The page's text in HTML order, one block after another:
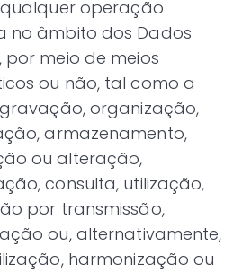
operação
no âmbito dos Dados
por meio de meios
ou não, tal como a
organização,
armazenamento,
ou alteração,
consulta, utilização,
por transmissão,
ou, alternativamente,
harmonização ou